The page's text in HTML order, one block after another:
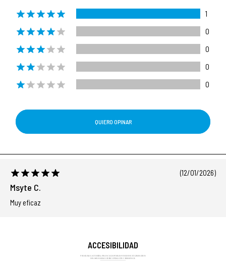
1
0
0
0
0
QUIERO OPINAR
Msyte C.
(12/01/2026)
Muy eficaz
ACCESIBILIDAD